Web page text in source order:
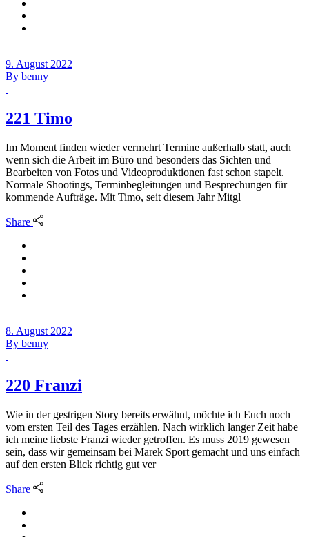
9. August 2022
By benny
221 Timo
Im Moment finden wieder vermehrt Termine außerhalb statt, auch
wenn sich die Arbeit im Büro und besonders das Sichten und
Bearbeiten von Fotos und Videoproduktionen fast schon stapelt.
Normale Shootings, Terminbegleitungen und Besprechungen für
kommende Aufträge. Mit Timo, seit diesem Jahr Mitgl
Share
8. August 2022
By benny
220 Franzi
Wie in der gestrigen Story bereits erwähnt, möchte ich Euch noch
vom ersten Teil des Tages erzählen. Nach wirklich langer Zeit habe
ich meine liebste Franzi wieder getroffen. Es muss 2019 gewesen
sein, dass wir gemeinsam bei Marek Sport gemacht und uns einfach
auf den ersten Blick richtig gut ver
Share